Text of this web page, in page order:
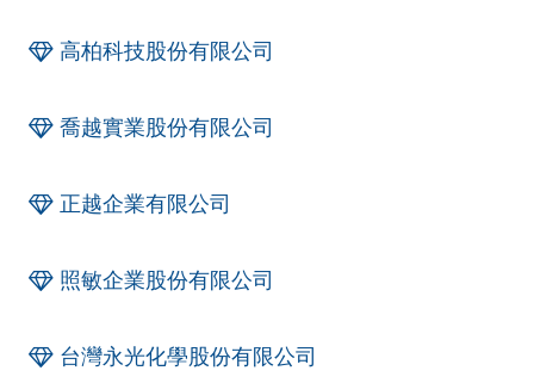
高柏科技股份有限公司
喬越實業股份有限公司
正越企業有限公司
照敏企業股份有限公司
台灣永光化學股份有限公司